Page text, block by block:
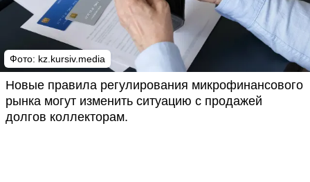
Фото: kz.kursiv.media
Новые правила регулирования микрофинансового
рынка могут изменить ситуацию с продажей
долгов коллекторам.